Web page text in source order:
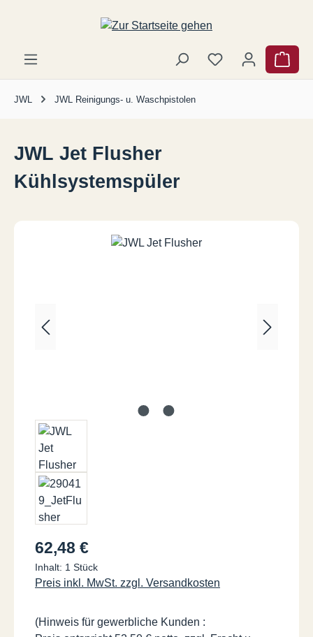
Zum Hauptinhalt springen
JWL JWL Reinigungs- u. Waschpistolen
JWL Jet Flusher
Kühlsystemspüler
Regulärer Preis:
62,48 €
Inhalt: 1 Stück
Preis inkl. MwSt. zzgl. Versandkosten
(Hinweis für gewerbliche Kunden :